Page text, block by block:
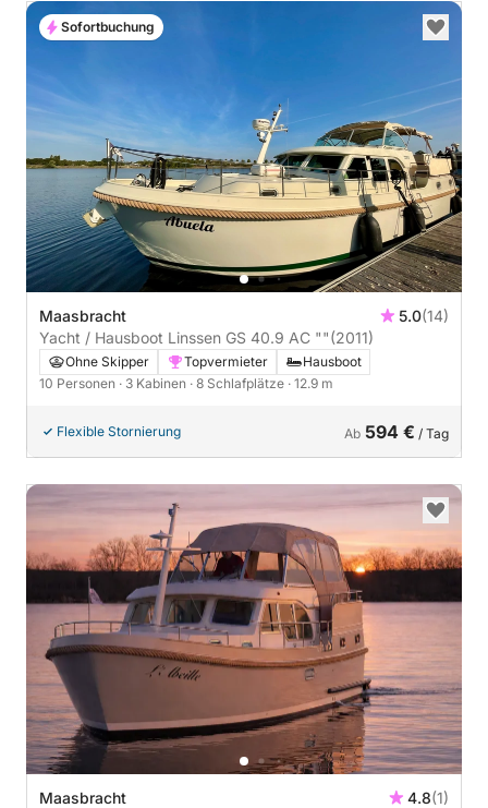
Maasbracht 5.0(14)
Yacht / Hausboot Linssen GS 40.9 AC ""(2011)
Ohne Skipper Topvermieter
Hausboot
10 Personen · 3 Kabinen · 8 Schlafplätze · 12.9 m
Flexible Stornierung Ab 594 € / Tag
Sofortbuchung
Maasbracht 4.8(1)